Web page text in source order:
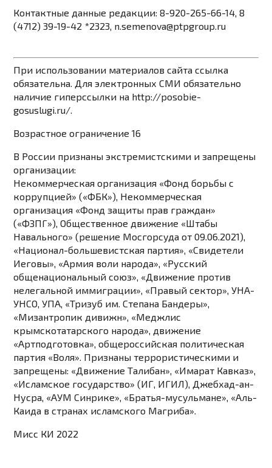
Контактные данные редакции: 8-920-265-66-14, 8
(4712) 39-19-42 *2323, n.semenova@ptpgroup.ru
При использовании материалов сайта ссылка
обязательна. Для электронных СМИ обязательно
наличие гиперссылки на http://posobie-
gosuslugi.ru/.
Возрастное ограничение 16
В России признаны экстремистскими и запрещены
организации:
Некоммерческая организация «Фонд борьбы с
коррупцией» («ФБК»), Некоммерческая
организация «Фонд защиты прав граждан»
(«ФЗПГ»), Общественное движение «Штабы
Навального» (решение Мосгорсуда от 09.06.2021),
«Национал-большевистская партия», «Свидетели
Иеговы», «Армия воли народа», «Русский
общенациональный союз», «Движение против
нелегальной иммиграции», «Правый сектор», УНА-
УНСО, УПА, «Тризуб им. Степана Бандеры»,
«Мизантропик дивижн», «Меджлис
крымскотатарского народа», движение
«Артподготовка», общероссийская политическая
партия «Воля». Признаны террористическими и
запрещены: «Движение Талибан», «Имарат Кавказ»,
«Исламское государство» (ИГ, ИГИЛ), Джебхад-ан-
Нусра, «АУМ Синрике», «Братья-мусульмане», «Аль-
Каида в странах исламского Магриба».
Мисс КИ 2022